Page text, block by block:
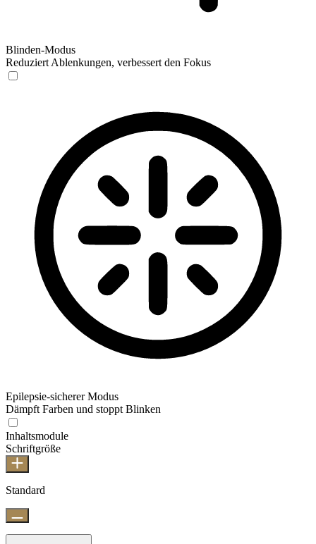
Blinden-Modus
Reduziert Ablenkungen, verbessert den Fokus
Epilepsie-sicherer Modus
Dämpft Farben und stoppt Blinken
Inhaltsmodule
Schriftgröße
Standard